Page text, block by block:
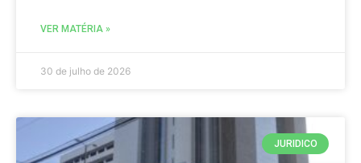
VER MATÉRIA »
30 de julho de 2026
JURIDICO